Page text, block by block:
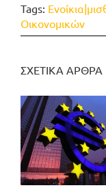
Tags:
Οικονομικών
ΣΧΕΤΙΚΑ ΑΡΘΡΑ